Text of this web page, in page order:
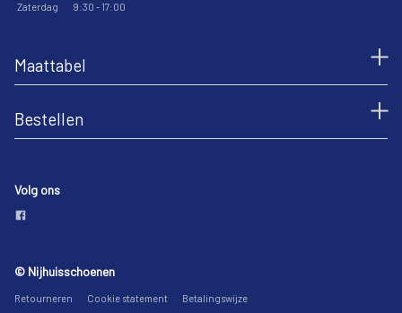
Zaterdag
9:30 - 17:00
Maattabel
Bestellen
Volg ons
© Nijhuisschoenen
Retourneren Cookie statement Betalingswijze